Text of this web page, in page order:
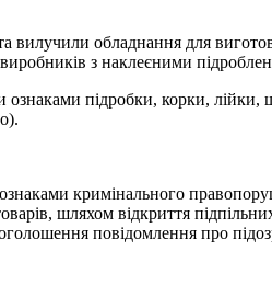
обладнання для
з наклеєними
підробки, корки,
кримінального
шляхом відкриття
повідомлення про